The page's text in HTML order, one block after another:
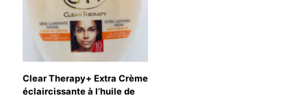
Clear Therapy+ Extra Crème
éclaircissante à l’huile de